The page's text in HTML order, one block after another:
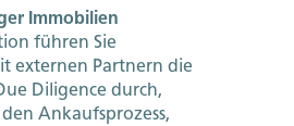
Immobilien
führen Sie
externen Partnern die
Diligence durch,
Ankaufsprozess,